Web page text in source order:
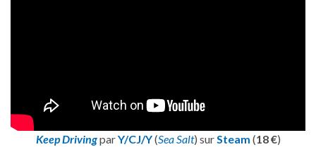
Keep DrivingparY/CJ/Y(Sea Salt) surSteam (18 €)